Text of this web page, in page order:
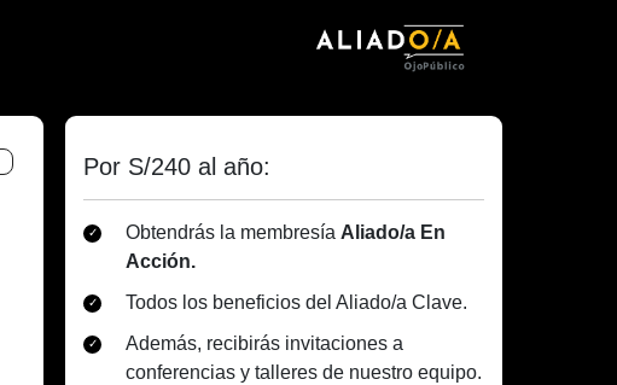
Por S/240 al año:
Obtendrás la membresía Aliado/a En
Acción.
Todos los beneficios del Aliado/a Clave.
Además, recibirás invitaciones a
conferencias y talleres de nuestro equipo.